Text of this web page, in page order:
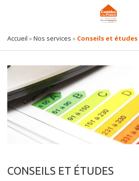
Accueil »Nos services » Conseils et études
CONSEILS ET ÉTUDES